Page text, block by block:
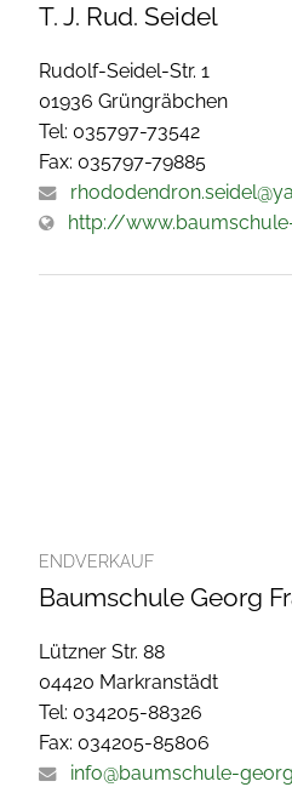
T. J. Rud. Seidel
Rudolf-Seidel-Str. 1
01936 Grüngräbchen
Tel: 035797-73542
Fax: 035797-79885
http://
ENDVERKAUF
Baumschule Georg
Lützner Str. 88
04420 Markranstädt
Tel: 034205-88326
Fax: 034205-85806
info@baumschule-